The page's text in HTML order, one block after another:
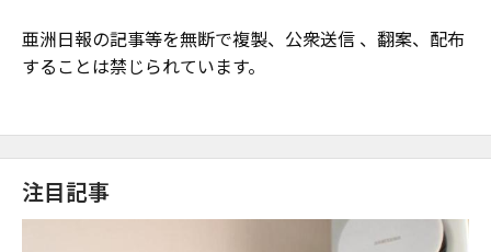
亜洲日報の記事等を無断で複製、公衆送信 、翻案、配布
することは禁じられています。
注目記事